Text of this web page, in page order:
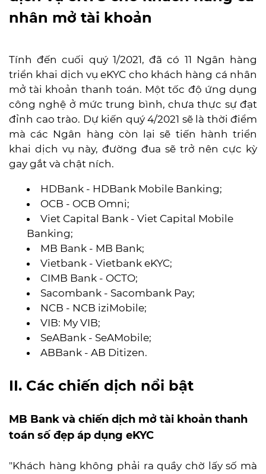
nhân mở tài khoản
Tính đến cuối quý 1/2021, đã có 11 Ngân hàng
triển khai dịch vụ eKYC cho khách hàng cá nhân
mở tài khoản thanh toán. Một tốc độ ứng dụng
công nghệ ở mức trung bình, chưa thực sự đạt
đỉnh cao trào. Dự kiến quý 4/2021 sẽ là thời điểm
mà các Ngân hàng còn lại sẽ tiến hành triển
khai dịch vụ này, đường đua sẽ trở nên cực kỳ
gay gắt và chật ních.
HDBank - HDBank Mobile Banking;
OCB - OCB Omni;
Viet Capital Bank - Viet Capital Mobile
Banking;
MB Bank - MB Bank;
Vietbank - Vietbank eKYC;
CIMB Bank - OCTO;
Sacombank - Sacombank Pay;
NCB - NCB iziMobile;
VIB: My VIB;
SeABank - SeAMobile;
ABBank - AB Ditizen.
II. Các chiến dịch nổi bật
MB Bank và chiến dịch mở tài khoản thanh
toán số đẹp áp dụng eKYC
"Khách hàng không phải ra quầy chờ lấy số mà